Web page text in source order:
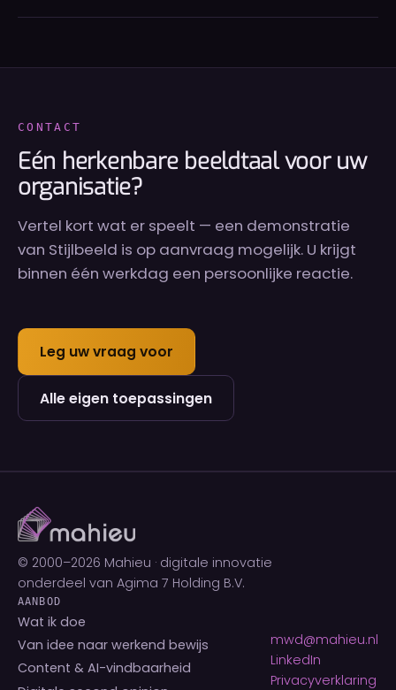
CONTACT
Eén herkenbare beeldtaal voor uw
organisatie?
Vertel kort wat er speelt — een demonstratie
van Stijlbeeld is op aanvraag mogelijk. U krijgt
binnen één werkdag een persoonlijke reactie.
Leg uw vraag voor
Alle eigen toepassingen
© 2000–2026 Mahieu · digitale innovatie
onderdeel van Agima 7 Holding B.V.
AANBOD
Wat ik doe
Van idee naar werkend bewijs
Content & AI-vindbaarheid
mwd@mahieu.nl
LinkedIn
Privacyverklaring